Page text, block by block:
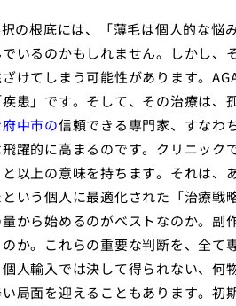
の根底には、「薄毛は個人的な悩
いるのかもしれません。しかし、
けてしまう可能性があります。
患」です。そして、その治療は、
中市の信頼できる専門家、すなわ
躍的に高まるのです。クリニッ
以上の意味を持ちます。それは、
いう個人に最適化された「治療戦
から始めるのがベストなのか。副
か。これらの重要な判断を、全て
人輸入では決して得られない、何
局面を迎えることもあります。初